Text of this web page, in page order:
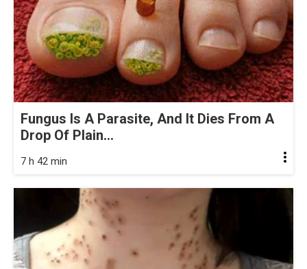
Fungus Is A Parasite, And It Dies From A
Drop Of Plain...
7 h 42 min